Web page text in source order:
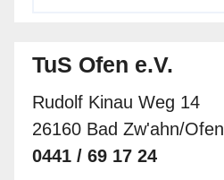
TuS Ofen e.V.
Rudolf Kinau Weg 14
26160 Bad Zw'ahn/Ofen
0441 / 69 17 24